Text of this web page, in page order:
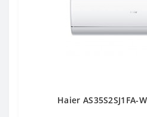
Haier AS35S2SJ1FA-